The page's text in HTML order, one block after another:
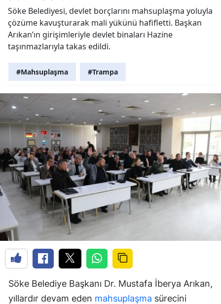
Söke Belediyesi, devlet borçlarını mahsuplaşma yoluyla
çözüme kavuşturarak mali yükünü hafifletti. Başkan
Arıkan’ın girişimleriyle devlet binaları Hazine
taşınmazlarıyla takas edildi.
#Mahsuplaşma #Trampa
Söke Belediye Başkanı Dr. Mustafa İberya Arıkan,
yıllardır devam eden mahsuplaşma sürecini